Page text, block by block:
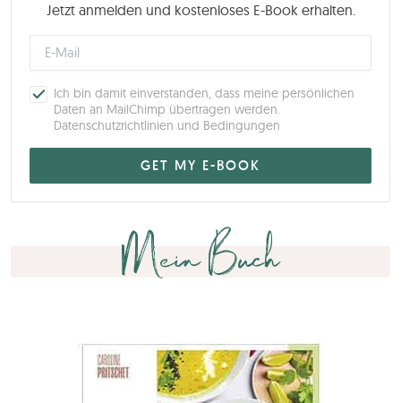
Jetzt anmelden und kostenloses E-Book erhalten.
Ich bin damit einverstanden, dass meine persönlichen
Daten an MailChimp übertragen werden.
Datenschutzrichtlinien und Bedingungen
Mein Buch